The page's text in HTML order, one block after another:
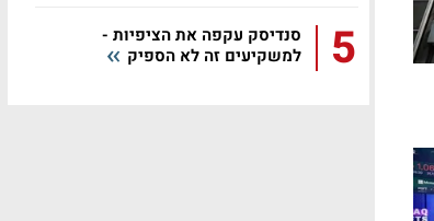
5
סנדיסק עקפה את הציפיות -
למשקיעים זה לא הספיק